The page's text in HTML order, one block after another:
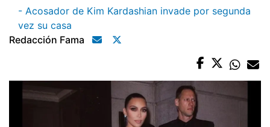
- Acosador de Kim Kardashian invade por segunda
vez su casa
Redacción Fama